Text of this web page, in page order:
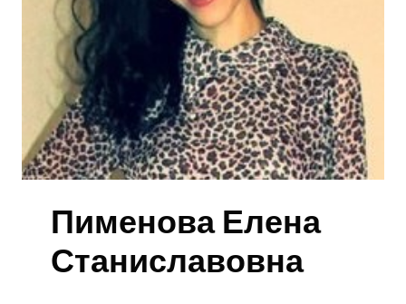
Пименова Елена
Станиславовна